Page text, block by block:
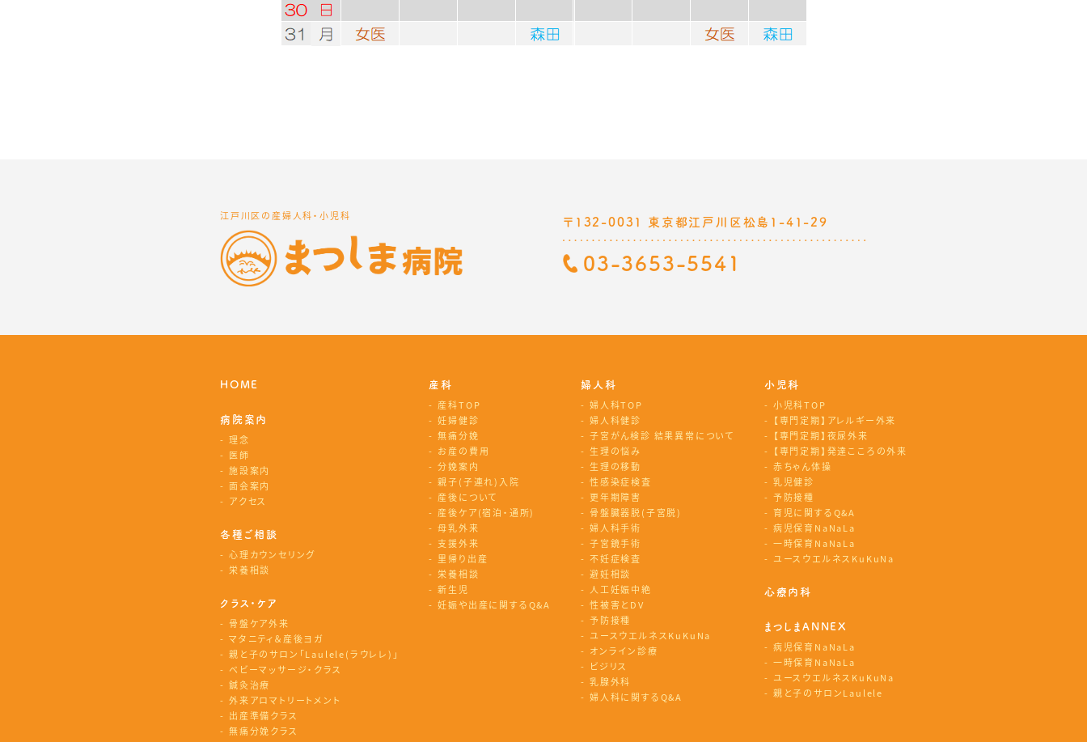
江戸川区の産婦人科・小児科
〒132-0031 東京都江戸川区松島1-41-29
03-3653-5541
HOME
病院案内
理念
医師
施設案内
面会案内
アクセス
各種ご相談
心理カウンセリング
栄養相談
クラス・ケア
骨盤ケア外来
マタニティ＆産後ヨガ
親と子のサロン「Laulele(ラウレレ)」
ベビーマッサージ・クラス
鍼灸治療
外来アロマトリートメント
出産準備クラス
無痛分娩クラス
産科
産科TOP
妊婦健診
無痛分娩
お産の費用
分娩案内
親子(子連れ)入院
産後について
産後ケア(宿泊・通所)
母乳外来
支援外来
里帰り出産
栄養相談
新生児
妊娠や出産に関するQ&A
婦人科
婦人科TOP
婦人科健診
子宮がん検診 結果異常について
生理の悩み
生理の移動
性感染症検査
更年期障害
骨盤臓器脱(子宮脱)
婦人科手術
子宮鏡手術
不妊症検査
避妊相談
人工妊娠中絶
性被害とDV
予防接種
ユースウエルネスKuKuNa
オンライン診療
ビジリス
乳腺外科
婦人科に関するQ&A
小児科
小児科TOP
【専門定期】アレルギー外来
【専門定期】夜尿外来
【専門定期】発達こころの外来
赤ちゃん体操
乳児健診
予防接種
育児に関するQ&A
病児保育NaNaLa
一時保育NaNaLa
ユースウエルネスKuKuNa
心療内科
まつしまANNEX
病児保育NaNaLa
一時保育NaNaLa
ユースウエルネスKuKuNa
親と子のサロンLaulele